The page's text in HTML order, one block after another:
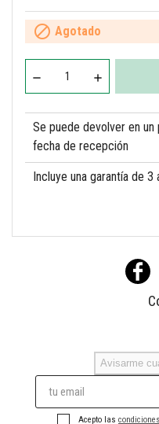
 Agotado
Se puede devolver en
fecha de recepción
Incluye una garantía de
Avisarme
Acepto las